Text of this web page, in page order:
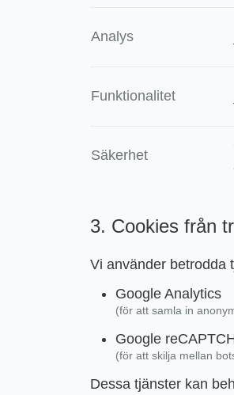
Analys
Funktionalitet
Säkerhet
3. Cookies från
Vi använder betrodda
Google Analytics
(för att samla in
Google
(för att skilja mellan
Dessa tjänster kan